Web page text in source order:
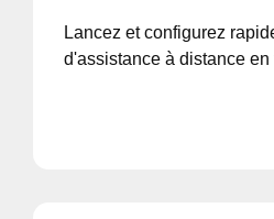
Lancez et configurez
d'assistance à distance